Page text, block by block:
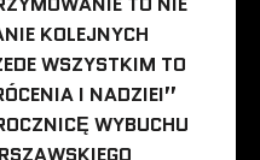
KOLEJNYCH
WSZYSTKIM TO
I NADZIEI”
WYBUCHU